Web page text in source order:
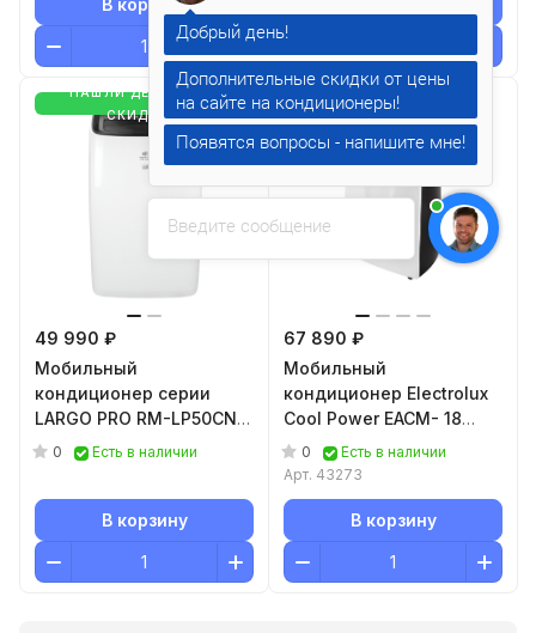
НАШЛИ ДЕШЕВЛЕ-
СКИДКА
49 990 ₽
Мобильный
кондиционер cерии
LARGO PRO RM-LP50CN-
E 0 Есть в наличии
В корзину
НАШЛИ ДЕШЕВЛЕ-
СКИДКА
67 890 ₽
Мобильный
кондиционер Electrolux
Cool Power EACM- 18
HP/N3
0
Есть в наличии
Арт. 43273
В корзину
Введите сообщение
Добрый день!
Дополнительные скидки от цены
на сайте на кондиционеры!
Появятся вопросы - напишите мне!